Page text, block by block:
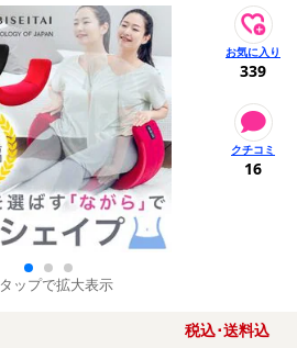
タップで拡大表示
339
16
税込･送料込